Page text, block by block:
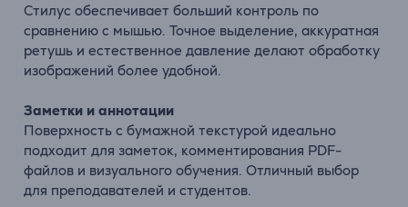
Стилус обеспечивает больший контроль по
сравнению с мышью. Точное выделение, аккуратная
ретушь и естественное давление делают обработку
изображений более удобной.
Заметки и аннотации
Поверхность с бумажной текстурой идеально
подходит для заметок, комментирования PDF-
файлов и визуального обучения. Отличный выбор
для преподавателей и студентов.